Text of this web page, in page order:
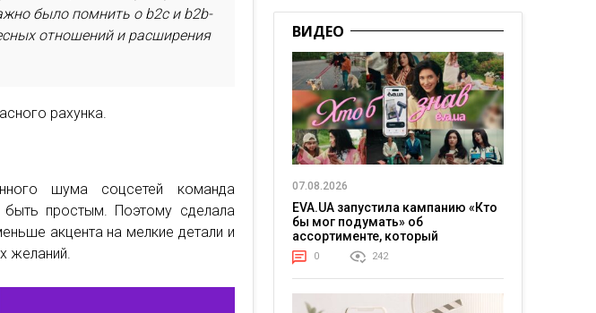
было помнить о b2c и b2b-
отношений и расширения
рахунка.
шума соцсетей команда
простым. Поэтому сделала
акцента на мелкие детали и
желаний.
ВИДЕО
07.08.2026
EVA.UA запустила кампанию «Кто
бы мог подумать» об
ассортименте, который
покупатели не ожидают увидеть
на платформе
0 242